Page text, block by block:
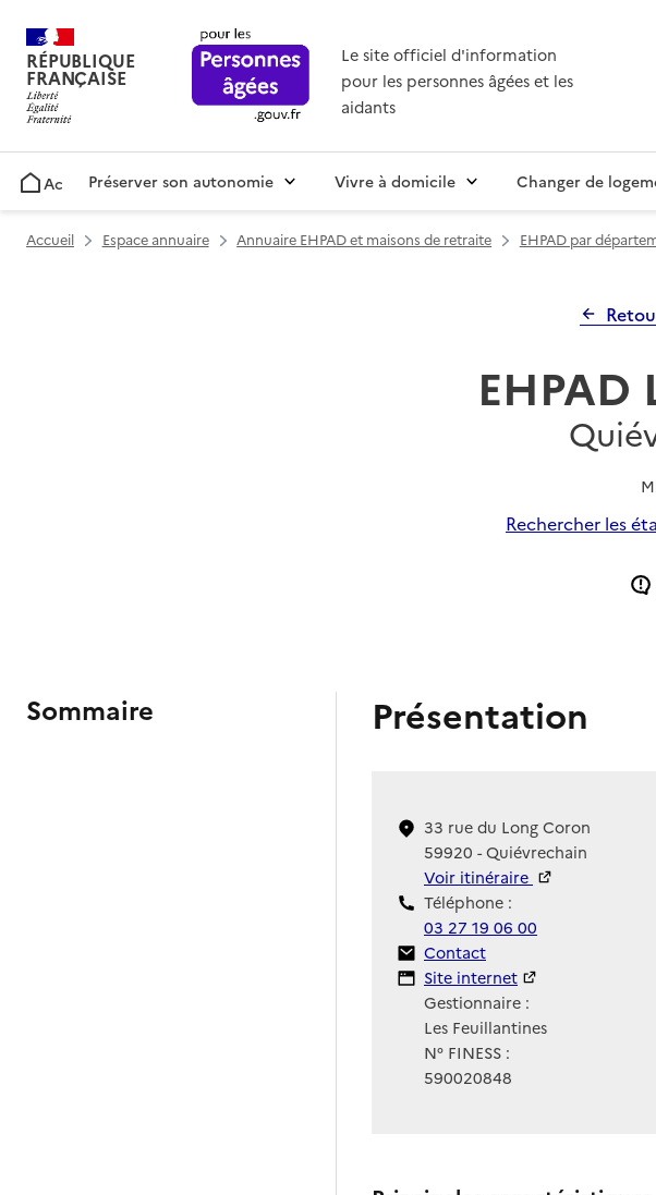
RÉPUBLIQUE
FRANÇAISE
Le site officiel d'information
pour les personnes âgées et les
aidants
AccueilPréserver son autonomie Vivre à domicile Changer de
Accueil Espace annuaire Annuaire EHPAD et maisons de retraite EHPAD par
EHPAD
Rechercher les
Sommaire Présentation
33 rue du Long Coron
59920 - Quiévrechain
Voir itinéraire
Téléphone :
03 27 19 06 00
Contact
Contact
Site Internet
Site internet
Gestionnaire :
Les Feuillantines
N° FINESS :
590020848